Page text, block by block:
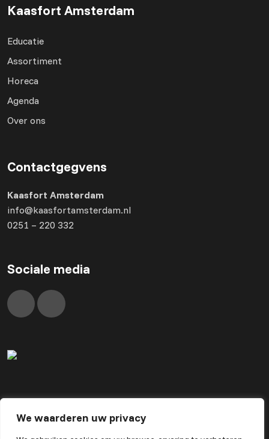
We waarderen uw privacy
Kaasfort Amsterdam
Educatie
Assortiment
Horeca
Agenda
Over ons
Contactgegvens
Kaasfort Amsterdam
info@kaasfortamsterdam.nl
0251 – 220 332
Sociale media